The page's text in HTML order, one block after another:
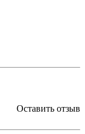
Оставить отзыв